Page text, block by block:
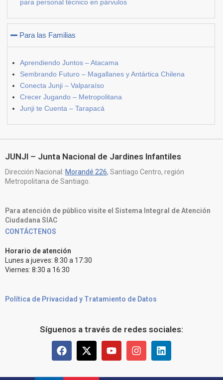
para personal técnico en párvulos
Para las Familias
Aprendiendo Juntos – Atacama
Sembrando Futuro – Magallanes y Antártica Chilena
Conecta Junji – Valparaíso
Crecer Jugando – Metropolitana
Junji te Cuenta – Tarapacá
JUNJI – Junta Nacional de Jardines Infantiles
Dirección Nacional: Morandé 226, Santiago Centro, región
Metropolitana de Santiago.
Para atención de público visite el Sistema Integral de Atención
Ciudadana SIAC
CONTÁCTENOS
Horario de atención
Lunes a jueves: 8:30 a 17:30
Viernes: 8:30 a 16:30
Política de Privacidad y Tratamiento de Datos
Síguenos a través de redes sociales: